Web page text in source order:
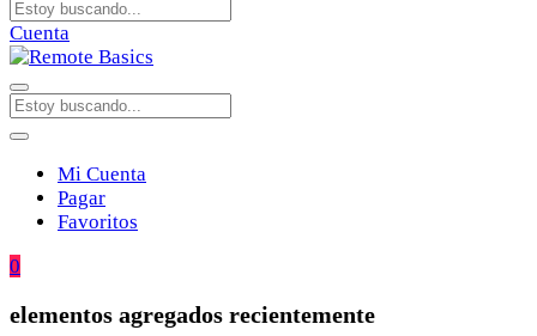
Cuenta
Mi Cuenta
Pagar
Favoritos
0
elementos agregados recientemente